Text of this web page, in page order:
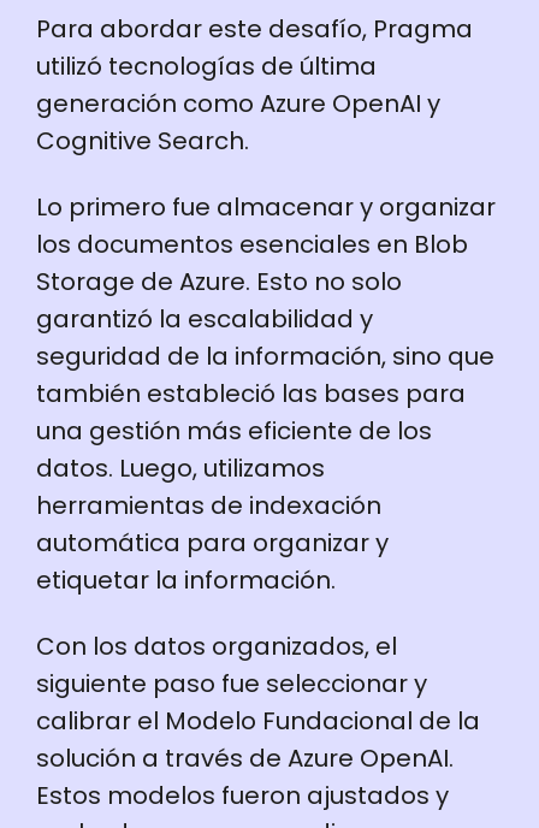
Para abordar este desafío, Pragma
utilizó tecnologías de última
generación como Azure OpenAI y
Cognitive Search.
Lo primero fue almacenar y organizar
los documentos esenciales en Blob
Storage de Azure. Esto no solo
garantizó la escalabilidad y
seguridad de la información, sino que
también estableció las bases para
una gestión más eficiente de los
datos. Luego, utilizamos
herramientas de indexación
automática para organizar y
etiquetar la información.
Con los datos organizados, el
siguiente paso fue seleccionar y
calibrar el Modelo Fundacional de la
solución a través de Azure OpenAI.
Estos modelos fueron ajustados y